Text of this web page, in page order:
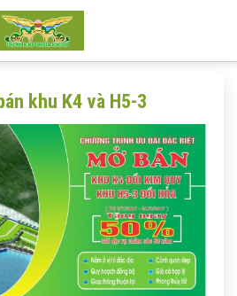
khu K4 và H5-3